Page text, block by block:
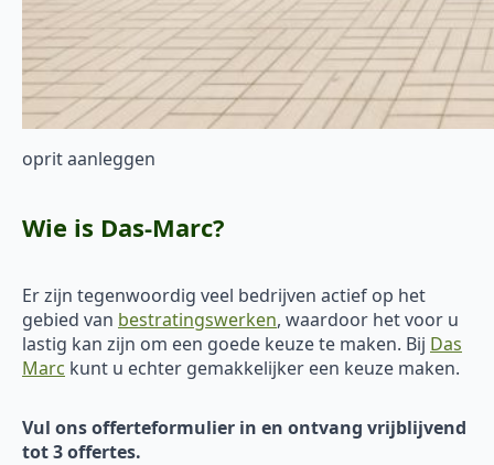
oprit aanleggen
Wie is Das-Marc?
Er zijn tegenwoordig veel bedrijven actief op het
gebied van bestratingswerken, waardoor het voor u
lastig kan zijn om een goede keuze te maken. Bij Das
Marc kunt u echter gemakkelijker een keuze maken.
Vul ons offerteformulier in en ontvang vrijblijvend
tot 3 offertes.